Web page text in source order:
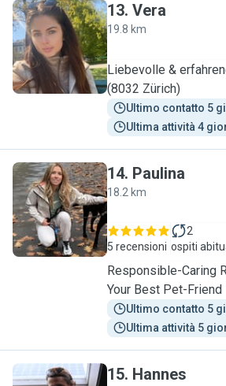
V
13. Vera
19.8 km
Liebevolle &
(8032 Zürich)
Ultimo contatto 5
Ultima attività 4
P
14. Paulina
18.2 km
5 recensioni
2
ospiti
Responsible-Caring
Your Best Pet-Friend
Ultimo contatto 5
Ultima attività 5
15. Hannes